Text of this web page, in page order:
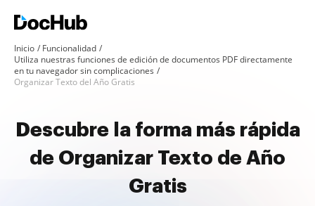
Inicio
Funcionalidad
Utiliza nuestras funciones de edición de documentos PDF directamente
en tu navegador sin complicaciones
Organizar Texto del Año Gratis
Descubre la forma más rápida
de Organizar Texto de Año
Gratis